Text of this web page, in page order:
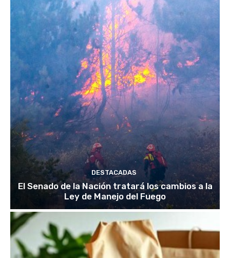
DESTACADAS
El Senado de la Nación tratará los cambios a la
Ley de Manejo del Fuego